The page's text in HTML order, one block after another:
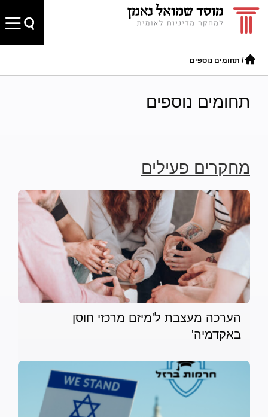
/ תחומים נוספים
תחומים נוספים
מחקרים פעילים
הערכה מעצבת ל'מיזם מרכזי חוסן
באקדמיה'